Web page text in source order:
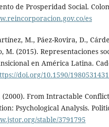
de Prosperidad Social.
es
M., Páez-Rovira, D.,
M. (2015). Representaciones
en América Latina.
doi.org/10.1590/
(2000). From Intractable
Psychological Analysis.
stable/3791795